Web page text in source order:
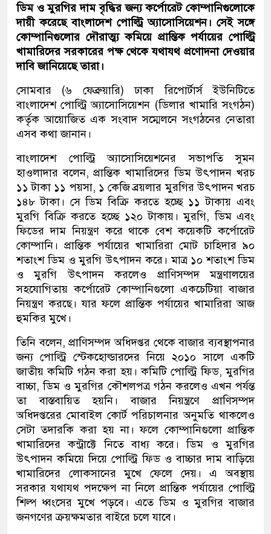
ডিম ও মুরগির দাম বৃদ্ধির জন্য কর্পোরেট কোম্পানিগুলোকে
দায়ী করেছে বাংলাদেশ পোল্ট্রি অ্যাসোসিয়েশন। সেই সঙ্গে
কোম্পানিগুলোর দৌরাত্ম্য কমিয়ে প্রান্তিক পর্যায়ের পোল্ট্রি
খামারিদের সরকারের পক্ষ থেকে যথাযথ প্রণোদনা দেওয়ার
দাবি জানিয়েছে তারা।
সোমবার (৬ ফেব্রুয়ারি) ঢাকা রিপোর্টার্স ইউনিটিতে
বাংলাদেশ পোল্ট্রি অ্যাসোসিয়েশন (ডিলার খামারি সংগঠন)
কর্তৃক আয়োজিত এক সংবাদ সম্মেলনে সংগঠনের নেতারা
এসব কথা জানান।
বাংলাদেশ পোল্ট্রি অ্যাসোসিয়েশনের সভাপতি সুমন
হাওলাদার বলেন, প্রান্তিক খামারিদের ডিম উৎপাদন খরচ
১১ টাকা ১১ পয়সা, ১ কেজি ব্রয়লার মুরগির উৎপাদন খরচ
১৪৮ টাকা। সে ডিম বিক্রি করতে হচ্ছে ১১ টাকায় এবং
মুরগি বিক্রি করতে হচ্ছে ১২০ টাকায়। মুরগি, ডিম এবং
ফিডের দাম নিয়ন্ত্রণ করে থাকে বেশ কয়েকটি কর্পোরেট
কোম্পানি। প্রান্তিক পর্যায়ের খামারিরা মোট চাহিদার ৯০
শতাংশ ডিম ও মুরগি উৎপাদন করে। মাত্র ১০ শতাংশ ডিম
ও মুরগি উৎপাদন করলেও প্রাণিসম্পদ মন্ত্রণালয়ের
সহযোগিতায় কর্পোরেট কোম্পানিগুলো একচেটিয়া বাজার
নিয়ন্ত্রণ করছে। যার ফলে প্রান্তিক পর্যায়ের খামারিরা আজ
হুমকির মুখে।
তিনি বলেন, প্রাণিসম্পদ অধিদপ্তর থেকে বাজার ব্যবস্থাপনার
জন্য পোল্ট্রি স্টেকহোল্ডারদের নিয়ে ২০১০ সালে একটি
জাতীয় কমিটি গঠন করা হয়। কমিটি পোল্ট্রি ফিড, মুরগির
বাচ্চা, ডিম ও মুরগির কৌশলপত্র গঠন করলেও এখন পর্যন্ত
তা বাস্তবায়িত হয়নি। বাজার নিয়ন্ত্রণে প্রাণিসম্পদ
অধিদপ্তরের মোবাইল কোর্ট পরিচালনার অনুমতি থাকলেও
সেটা তদারকি করা হয় না। ফলে কোম্পানিগুলো প্রান্তিক
খামারিদের কন্ট্রাক্টে নিতে বাধ্য করে। ডিম ও মুরগির
উৎপাদন কমিয়ে দিয়ে পোল্ট্রি ফিড ও বাচ্চার দাম বাড়িয়ে
খামারিদের লোকসানের মুখে ফেলে দেয়। এ অবস্থায়
সরকার যথাযথ পদক্ষেপ না নিলে প্রান্তিক পর্যায়ের পোল্ট্রি
শিল্প ধ্বংসের মুখে পড়বে। এতে ডিম ও মুরগির বাজার
জনগণের ক্রয়ক্ষমতার বাইরে চলে যাবে।